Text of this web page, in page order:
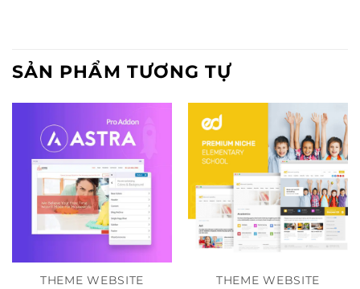
SẢN PHẨM TƯƠNG TỰ
THEME WEBSITE THEME WEBSITE